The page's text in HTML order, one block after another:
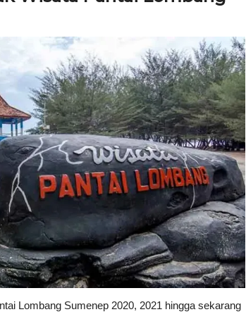
Lombang Sumenep 2020, 2021 hingga sekarang